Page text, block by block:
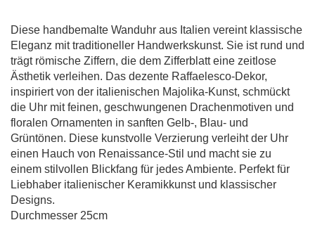
Diese handbemalte Wanduhr aus Italien vereint klassische
Eleganz mit traditioneller Handwerkskunst. Sie ist rund und
trägt römische Ziffern, die dem Zifferblatt eine zeitlose
Ästhetik verleihen. Das dezente Raffaelesco-Dekor,
inspiriert von der italienischen Majolika-Kunst, schmückt
die Uhr mit feinen, geschwungenen Drachenmotiven und
floralen Ornamenten in sanften Gelb-, Blau- und
Grüntönen. Diese kunstvolle Verzierung verleiht der Uhr
einen Hauch von Renaissance-Stil und macht sie zu
einem stilvollen Blickfang für jedes Ambiente. Perfekt für
Liebhaber italienischer Keramikkunst und klassischer
Designs.
Durchmesser 25cm